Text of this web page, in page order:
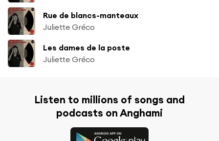
Rue de blancs-manteaux
Juliette Gréco
Les dames de la poste
Juliette Gréco
Listen to millions of songs and
podcasts on Anghami